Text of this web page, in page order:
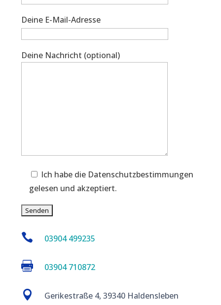
Deine E-Mail-Adresse
Deine Nachricht (optional)
Ich habe die Datenschutzbestimmungen
gelesen und akzeptiert.
 03904 499235
 03904 710872
 Gerikestraße 4, 39340 Haldensleben